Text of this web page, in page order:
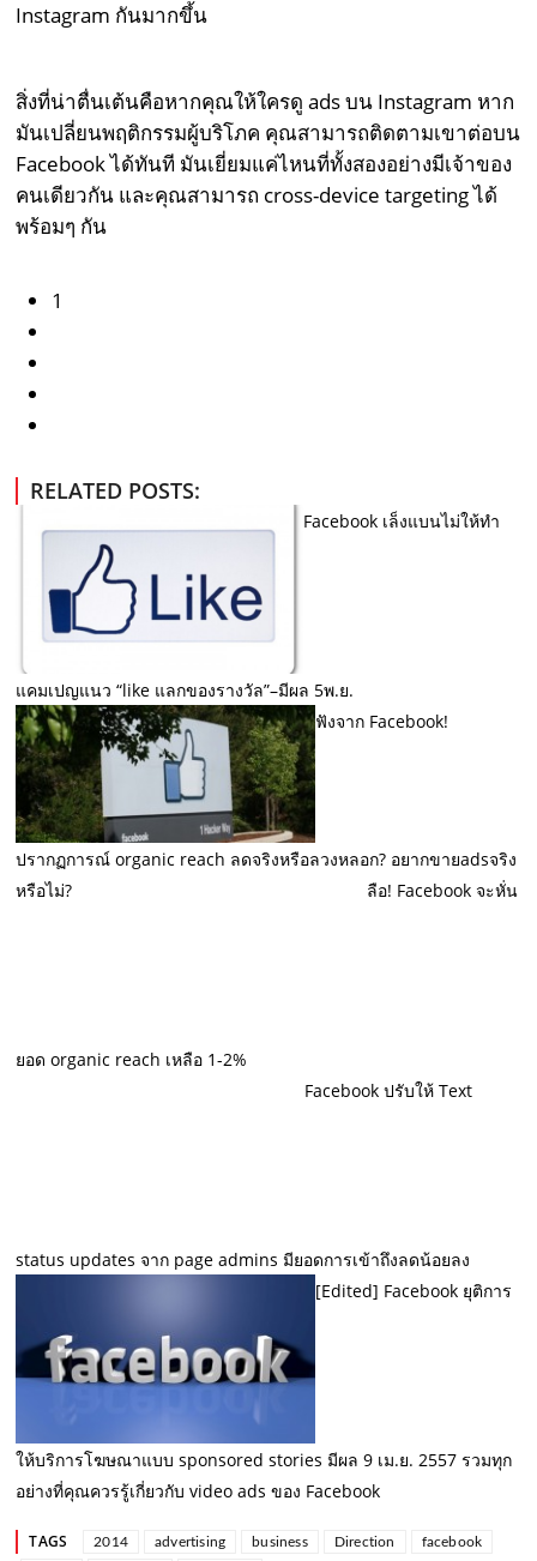
Instagram กันมากขึ้น
สิ่งที่น่าตื่นเต้นคือหากคุณให้ใครดู ads บน Instagram หาก
มันเปลี่ยนพฤติกรรมผู้บริโภค คุณสามารถติดตามเขาต่อบน
Facebook ได้ทันที มันเยี่ยมแค่ไหนที่ทั้งสองอย่างมีเจ้าของ
คนเดียวกัน และคุณสามารถ cross-device targeting ได้
พร้อมๆ กัน
1
RELATED POSTS:
Facebook เล็งแบนไม่ให้ทำ
แคมเปญแนว “like แลกของรางวัล”–มีผล 5พ.ย.
ฟังจาก Facebook!
ปรากฏการณ์ organic reach ลดจริงหรือลวงหลอก? อยากขายadsจริง
หรือไม่?
ลือ! Facebook จะหั่น
ยอด organic reach เหลือ 1-2%
Facebook ปรับให้ Text
status updates จาก page admins มียอดการเข้าถึงลดน้อยลง
[Edited] Facebook ยุติการ
ให้บริการโฆษณาแบบ sponsored stories มีผล 9 เม.ย. 2557 รวมทุก
อย่างที่คุณควรรู้เกี่ยวกับ video ads ของ Facebook
TAGS 2014 advertising business Direction
facebook